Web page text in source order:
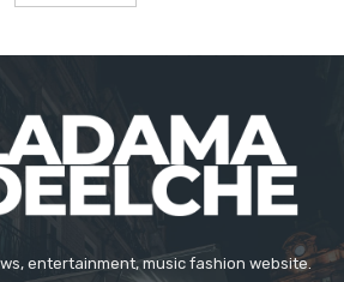
entertainment, music fashion website.